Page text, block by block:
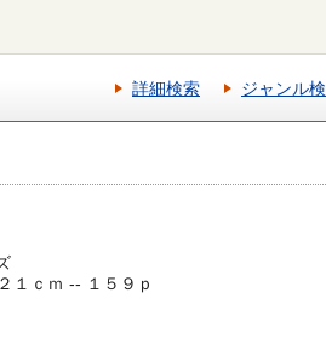
詳細検索 ジャンル
１ｃｍ -- １５９ｐ